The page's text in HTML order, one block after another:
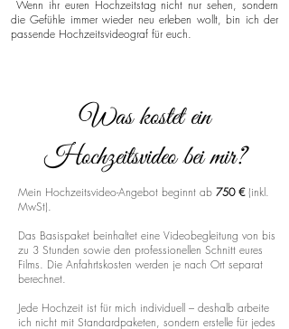
Wenn ihr euren Hochzeitstag nicht nur sehen, sondern
die Gefühle immer wieder neu erleben wollt, bin ich der
passende Hochzeitsvideograf für euch.
Was kostet ein
Hochzeitsvideo bei mir?
Mein Hochzeitsvideo-Angebot beginnt ab 750 € (inkl.
MwSt).
Das Basispaket beinhaltet eine Videobegleitung von bis
zu 3 Stunden sowie den professionellen Schnitt eures
Films. Die Anfahrtskosten werden je nach Ort separat
berechnet.
Jede Hochzeit ist für mich individuell – deshalb arbeite
ich nicht mit Standardpaketen, sondern erstelle für jedes